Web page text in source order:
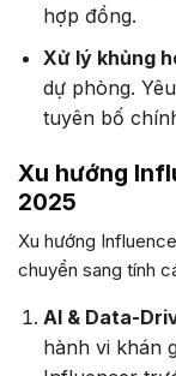
hợp đồng.
Xử lý khủng
dự phòng.
tuyên bố
Xu hướng
2025
Xu hướng
chuyển sang tính
AI & Data-
hành vi khán